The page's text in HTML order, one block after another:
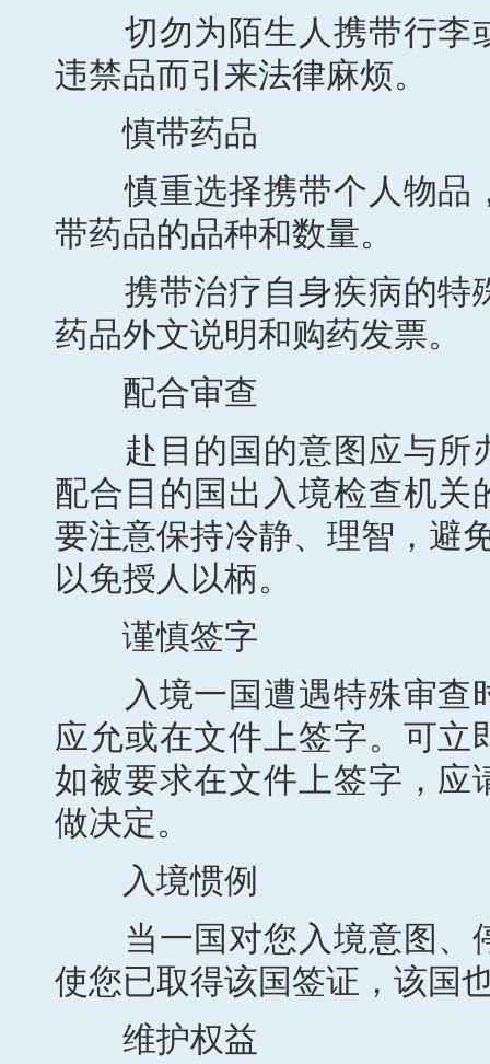
切勿为陌生人携带行李
违禁品而引来法律麻烦。
慎带药品
慎重选择携带个人物品
带药品的品种和数量。
携带治疗自身疾病的特
药品外文说明和购药发票。
配合审查
赴目的国的意图应与所
配合目的国出入境检查机关
要注意保持冷静、理智，避
以免授人以柄。
谨慎签字
入境一国遭遇特殊审查
应允或在文件上签字。可
如被要求在文件上签字，应
做决定。
入境惯例
当一国对您入境意图、
使您已取得该国签证，该国
维护权益